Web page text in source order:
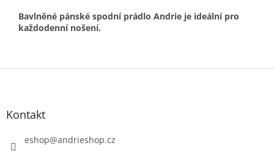
Bavlněné pánské spodní prádlo Andrie je ideální pro
každodenní nošení.
Z
Kontakt
eshop@andrieshop.cz